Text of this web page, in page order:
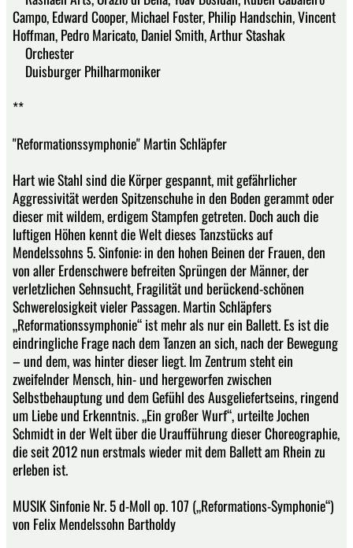
Campo, Edward Cooper, Michael Foster, Philip Handschin, Vincent
Hoffman, Pedro Maricato, Daniel Smith, Arthur Stashak
Orchester
Duisburger Philharmoniker
**
"Reformationssymphonie" Martin Schläpfer
Hart wie Stahl sind die Körper gespannt, mit gefährlicher
Aggressivität werden Spitzenschuhe in den Boden gerammt oder
dieser mit wildem, erdigem Stampfen getreten. Doch auch die
luftigen Höhen kennt die Welt dieses Tanzstücks auf
Mendelssohns 5. Sinfonie: in den hohen Beinen der Frauen, den
von aller Erdenschwere befreiten Sprüngen der Männer, der
verletzlichen Sehnsucht, Fragilität und berückend-schönen
Schwerelosigkeit vieler Passagen. Martin Schläpfers
„Reformationssymphonie“ ist mehr als nur ein Ballett. Es ist die
eindringliche Frage nach dem Tanzen an sich, nach der Bewegung
– und dem, was hinter dieser liegt. Im Zentrum steht ein
zweifelnder Mensch, hin- und hergeworfen zwischen
Selbstbehauptung und dem Gefühl des Ausgeliefertseins, ringend
um Liebe und Erkenntnis. „Ein großer Wurf“, urteilte Jochen
Schmidt in der Welt über die Uraufführung dieser Choreographie,
die seit 2012 nun erstmals wieder mit dem Ballett am Rhein zu
erleben ist.
MUSIK Sinfonie Nr. 5 d-Moll op. 107 („Reformations-Symphonie“)
von Felix Mendelssohn Bartholdy